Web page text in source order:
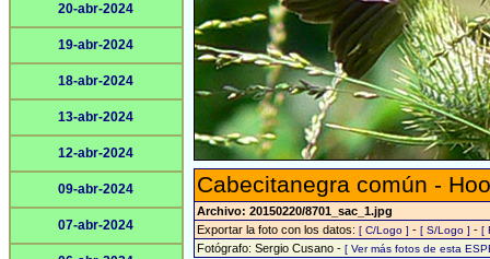
20-abr-2024
19-abr-2024
18-abr-2024
13-abr-2024
12-abr-2024
09-abr-2024
07-abr-2024
Cabecitanegra común -
Archivo: 20150220/8701_sac_1.jpg
Exportar la foto con los datos: [ C/Logo ] - [ S/Logo ] - [
Fotógrafo: Sergio Cusano - [ Ver más fotos de esta